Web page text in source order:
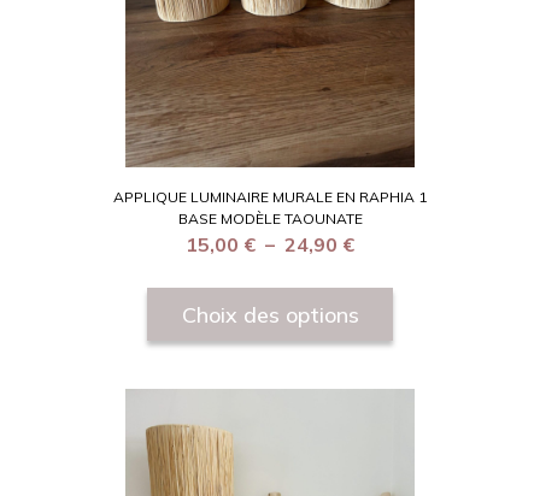
APPLIQUE LUMINAIRE MURALE EN RAPHIA 1
BASE MODÈLE TAOUNATE
15,00 € – 24,90 €
Choix des options